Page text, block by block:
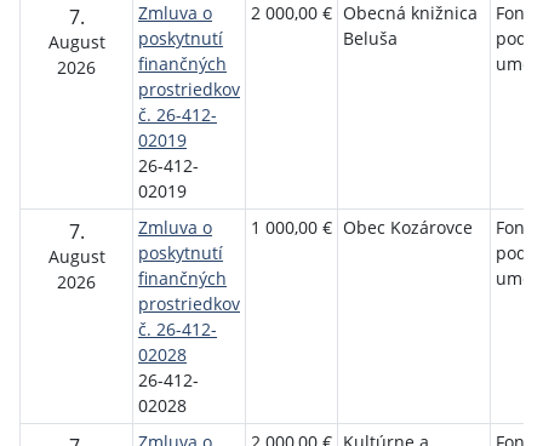
7.
August
2026
Zmluva o
poskytnutí
finančných
prostriedkov
č. 26-412-
02019
26-412-
02019
2 000,00 € Obecná knižnica
Beluša
Fond
7.
August
2026
Zmluva o
poskytnutí
finančných
prostriedkov
č. 26-412-
02028
26-412-
02028
1 000,00 € Obec Kozárovce
Fond